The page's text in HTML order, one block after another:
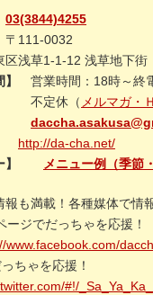
03(3844)4255
〒111-0032
区浅草1-1-12 浅草地
】 営業時間：18時～終
】 不定休（ メルマガ・
】
http://da-cha.net/
ー】
メニュー例（季節
報も満載！各種媒体で情
ージでだっちゃを応援！
www.facebook.com/
ちゃを応援！
#!/_Sa_Ya_Ka_